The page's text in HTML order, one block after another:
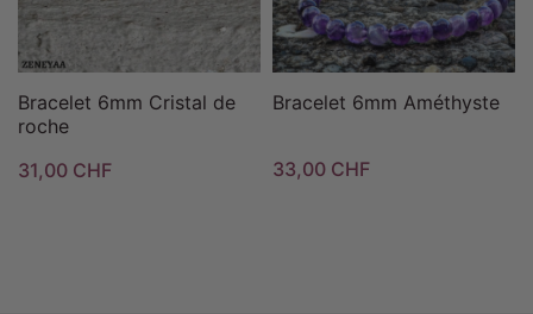
Bracelet 6mm Cristal de
roche
31,00 CHF
Bracelet 6mm Améthyste
33,00 CHF